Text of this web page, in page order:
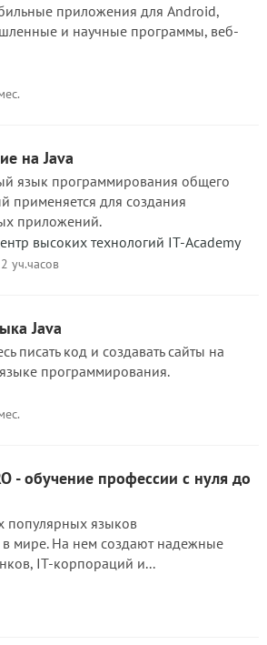
приложения для Android,
и научные программы, веб-
на Java
язык программирования общего
применяется для создания
приложений.
высоких технологий IT-Academy
уч.часов
Java
писать код и создавать сайты на
программирования.
- обучение профессии с нуля до
популярных языков
мире. На нем создают надежные
IT-корпораций и...